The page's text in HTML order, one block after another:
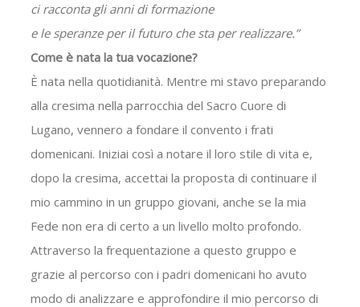
ci racconta gli anni di formazione
e le speranze per il futuro che sta per realizzare.”
Come è nata la tua vocazione?
È nata nella quotidianità. Mentre mi stavo preparando
alla cresima nella parrocchia del Sacro Cuore di
Lugano, vennero a fondare il convento i frati
domenicani. Iniziai così a notare il loro stile di vita e,
dopo la cresima, accettai la proposta di continuare il
mio cammino in un gruppo giovani, anche se la mia
Fede non era di certo a un livello molto profondo.
Attraverso la frequentazione a questo gruppo e
grazie al percorso con i padri domenicani ho avuto
modo di analizzare e approfondire il mio percorso di